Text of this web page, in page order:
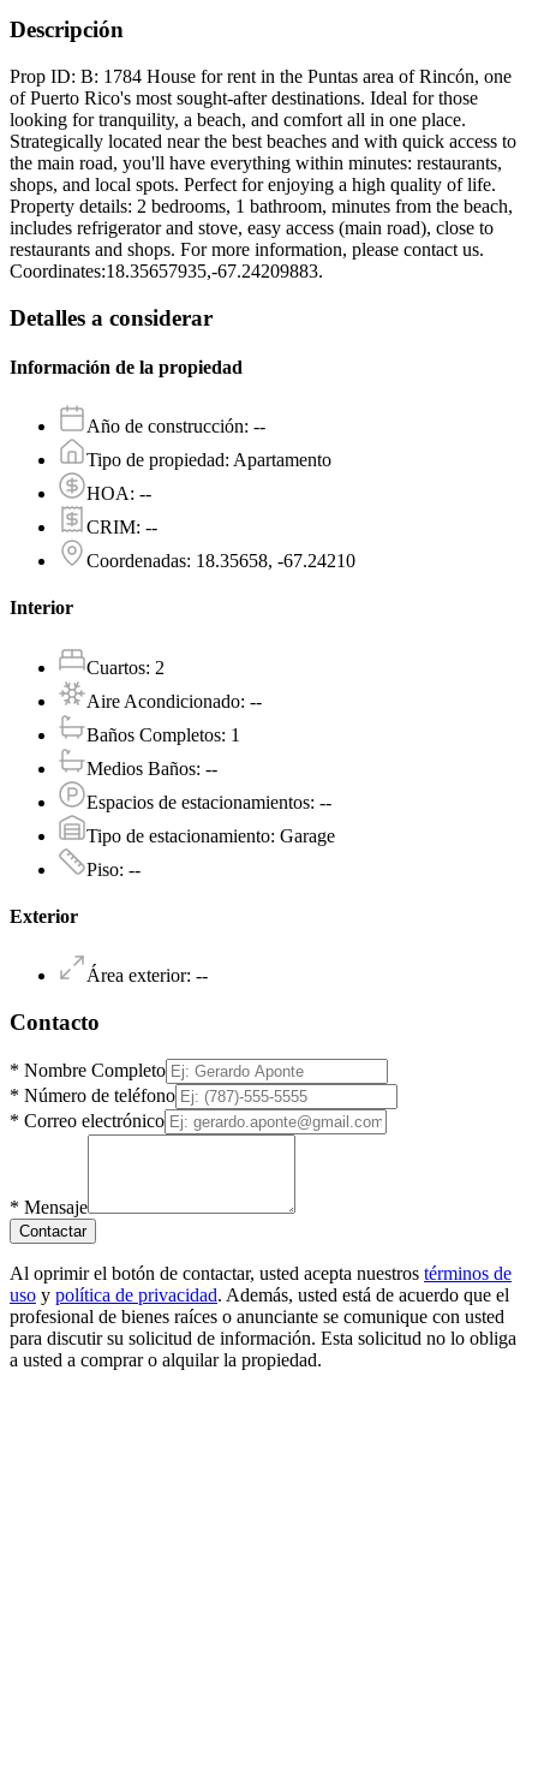
Descripción
Prop ID: B: 1784 House for rent in the Puntas area of Rincón, one
of Puerto Rico's most sought-after destinations. Ideal for those
looking for tranquility, a beach, and comfort all in one place.
Strategically located near the best beaches and with quick access to
the main road, you'll have everything within minutes: restaurants,
shops, and local spots. Perfect for enjoying a high quality of life.
Property details: 2 bedrooms, 1 bathroom, minutes from the beach,
includes refrigerator and stove, easy access (main road), close to
restaurants and shops. For more information, please contact us.
Coordinates:18.35657935,-67.24209883.
Detalles a considerar
Información de la propiedad
Año de construcción: --
Tipo de propiedad: Apartamento
HOA: --
CRIM: --
Coordenadas: 18.35658, -67.24210
Interior
Cuartos: 2
Aire Acondicionado: --
Baños Completos: 1
Medios Baños: --
Espacios de estacionamientos: --
Tipo de estacionamiento: Garage
Piso: --
Exterior
Área exterior: --
Contacto
* Nombre Completo
* Número de teléfono
* Correo electrónico
* Mensaje
Contactar
Al oprimir el botón de contactar, usted acepta nuestros términos de
uso y política de privacidad. Además, usted está de acuerdo que el
profesional de bienes raíces o anunciante se comunique con usted
para discutir su solicitud de información. Esta solicitud no lo obliga
a usted a comprar o alquilar la propiedad.